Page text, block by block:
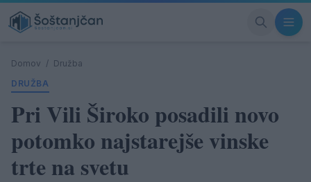
Domov / Družba
DRUŽBA
Pri Vili Široko posadili novo
potomko najstarejše vinske
trte na svetu